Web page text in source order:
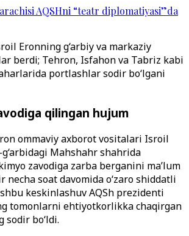
AQSHni “teatr diplomatiyasi”da
Eronning g‘arbiy va markaziy
berdi; Tehron, Isfahon va Tabriz kabi
portlashlar sodir bo‘lgani
qilingan hujum
ommaviy axborot vositalari Isroil
Mahshahr shahrida
zavodiga zarba berganini ma’lum
necha soat davomida o‘zaro shiddatli
keskinlashuv AQSh prezidenti
tomonlarni ehtiyotkorlikka chaqirgan
sodir bo‘ldi.